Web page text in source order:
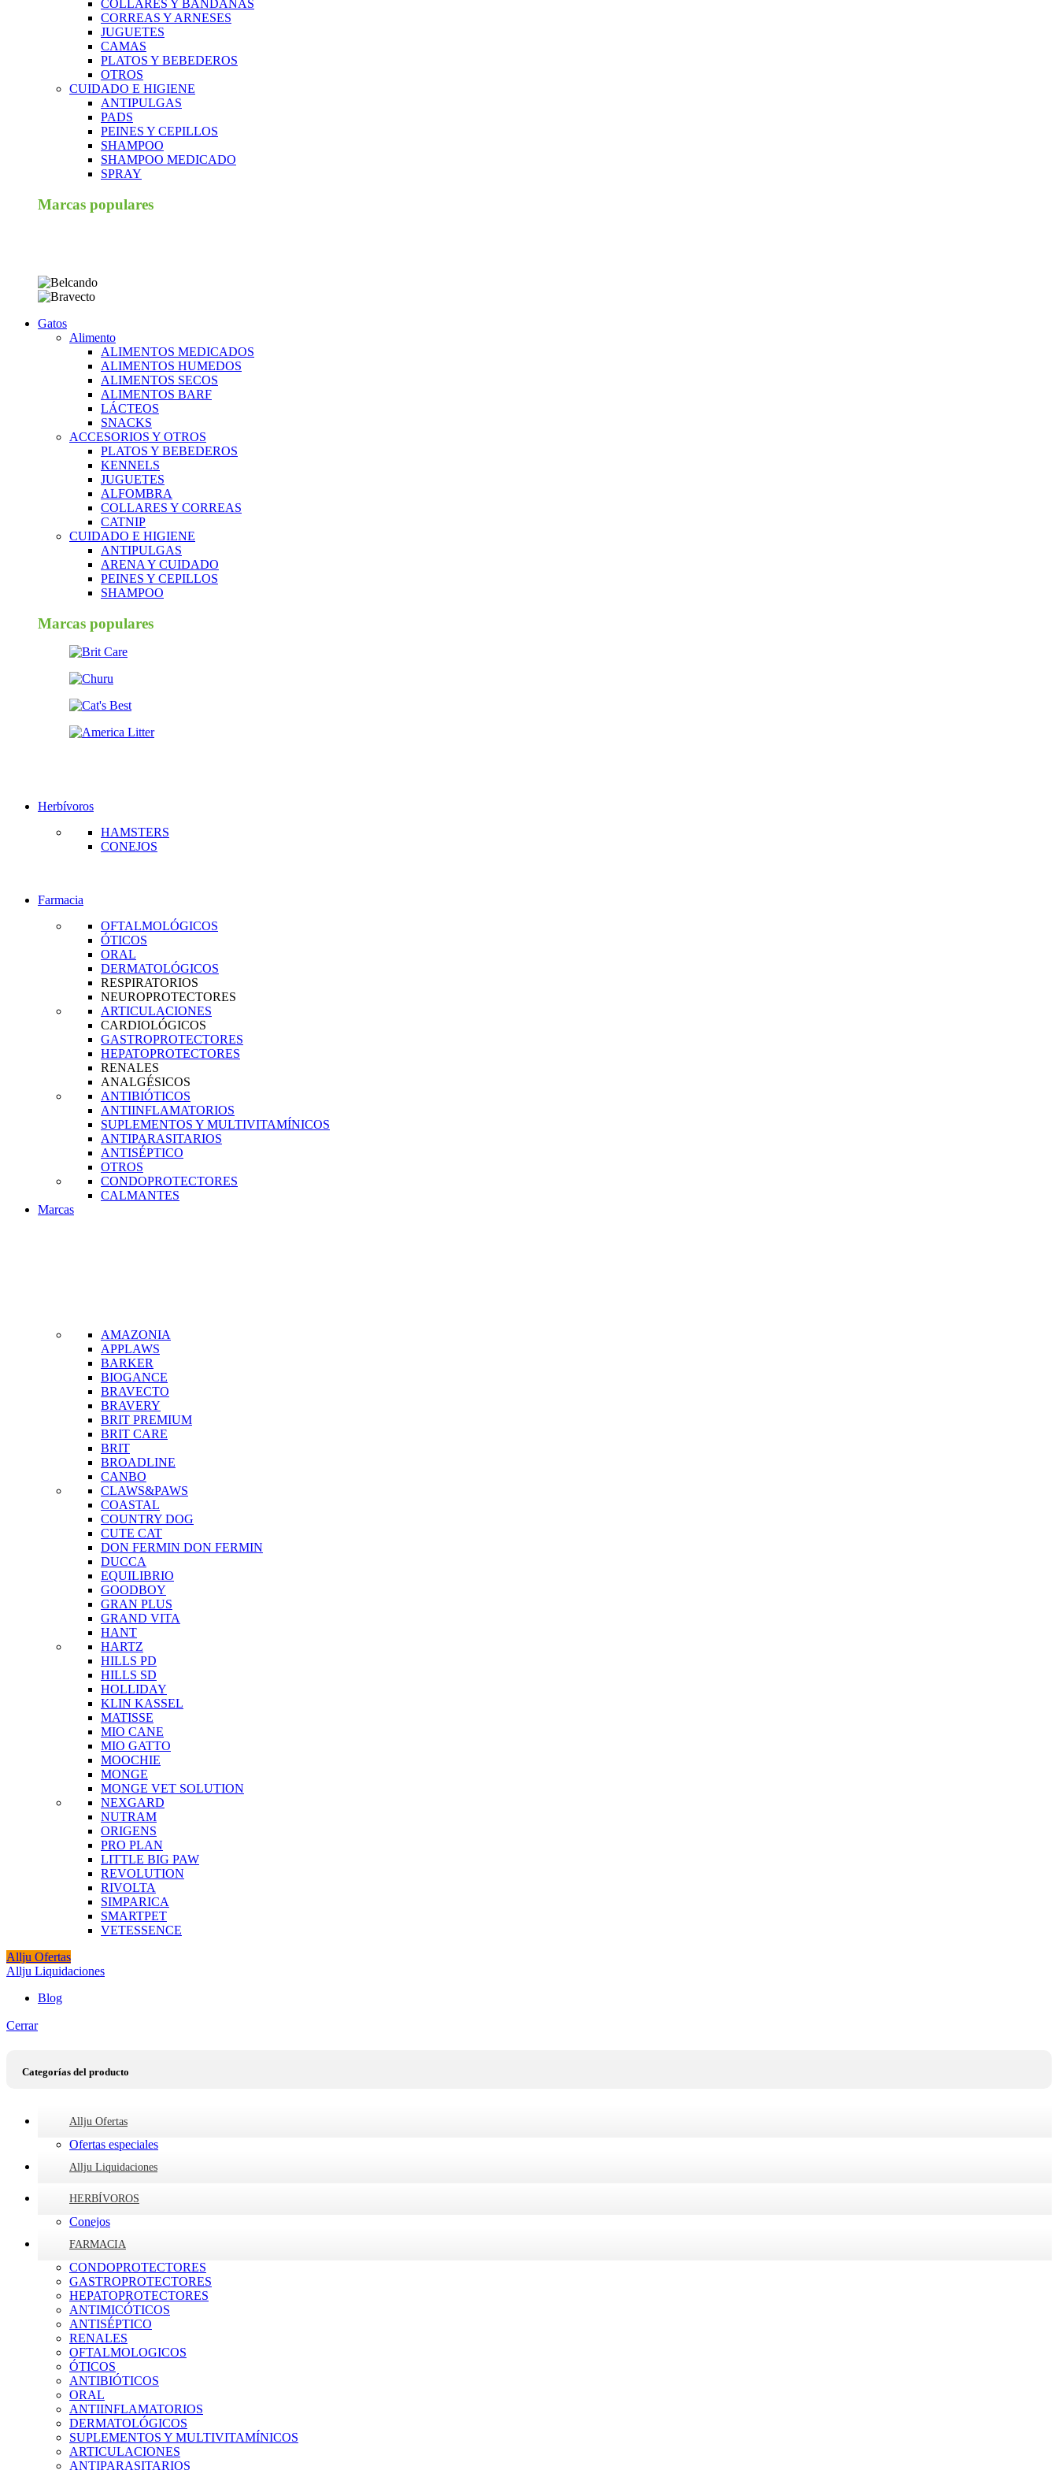
COLLARES Y BANDANAS
CORREAS Y ARNESES
JUGUETES
CAMAS
PLATOS Y BEBEDEROS
OTROS
CUIDADO E HIGIENE
ANTIPULGAS
PADS
PEINES Y CEPILLOS
SHAMPOO
SHAMPOO MEDICADO
SPRAY
Marcas populares
Gatos
Alimento
ALIMENTOS MEDICADOS
ALIMENTOS HUMEDOS
ALIMENTOS SECOS
ALIMENTOS BARF
LÁCTEOS
SNACKS
ACCESORIOS Y OTROS
PLATOS Y BEBEDEROS
KENNELS
JUGUETES
ALFOMBRA
COLLARES Y CORREAS
CATNIP
CUIDADO E HIGIENE
ANTIPULGAS
ARENA Y CUIDADO
PEINES Y CEPILLOS
SHAMPOO
Marcas populares
Herbívoros
HAMSTERS
CONEJOS
Farmacia
OFTALMOLÓGICOS
ÓTICOS
ORAL
DERMATOLÓGICOS
RESPIRATORIOS
NEUROPROTECTORES
ARTICULACIONES
CARDIOLÓGICOS
GASTROPROTECTORES
HEPATOPROTECTORES
RENALES
ANALGÉSICOS
ANTIBIÓTICOS
ANTIINFLAMATORIOS
SUPLEMENTOS Y MULTIVITAMÍNICOS
ANTIPARASITARIOS
ANTISÉPTICO
OTROS
CONDOPROTECTORES
CALMANTES
Marcas
AMAZONIA
APPLAWS
BARKER
BIOGANCE
BRAVECTO
BRAVERY
BRIT PREMIUM
BRIT CARE
BRIT
BROADLINE
CANBO
CLAWS&PAWS
COASTAL
COUNTRY DOG
CUTE CAT
DON FERMIN DON FERMIN
DUCCA
EQUILIBRIO
GOODBOY
GRAN PLUS
GRAND VITA
HANT
HARTZ
HILLS PD
HILLS SD
HOLLIDAY
KLIN KASSEL
MATISSE
MIO CANE
MIO GATTO
MOOCHIE
MONGE
MONGE VET SOLUTION
NEXGARD
NUTRAM
ORIGENS
PRO PLAN
LITTLE BIG PAW
REVOLUTION
RIVOLTA
SIMPARICA
SMARTPET
VETESSENCE
Allju Ofertas
Allju Liquidaciones
Blog
Cerrar
Categorías del producto
Allju Ofertas
Ofertas especiales
Allju Liquidaciones
HERBÍVOROS
Conejos
FARMACIA
CONDOPROTECTORES
GASTROPROTECTORES
HEPATOPROTECTORES
ANTIMICÓTICOS
ANTISÉPTICO
RENALES
OFTALMOLOGICOS
ÓTICOS
ANTIBIÓTICOS
ORAL
ANTIINFLAMATORIOS
DERMATOLÓGICOS
SUPLEMENTOS Y MULTIVITAMÍNICOS
ARTICULACIONES
ANTIPARASITARIOS